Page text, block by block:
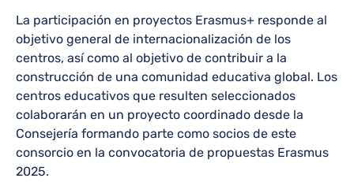
La participación en proyectos Erasmus+ responde al
objetivo general de internacionalización de los
centros, así como al objetivo de contribuir a la
construcción de una comunidad educativa global. Los
centros educativos que resulten seleccionados
colaborarán en un proyecto coordinado desde la
Consejería formando parte como socios de este
consorcio en la convocatoria de propuestas Erasmus
2025.